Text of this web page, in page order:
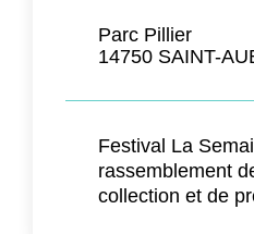
Parc Pillier
14750 SAINT-
Festival La
rassemblement
collection et de